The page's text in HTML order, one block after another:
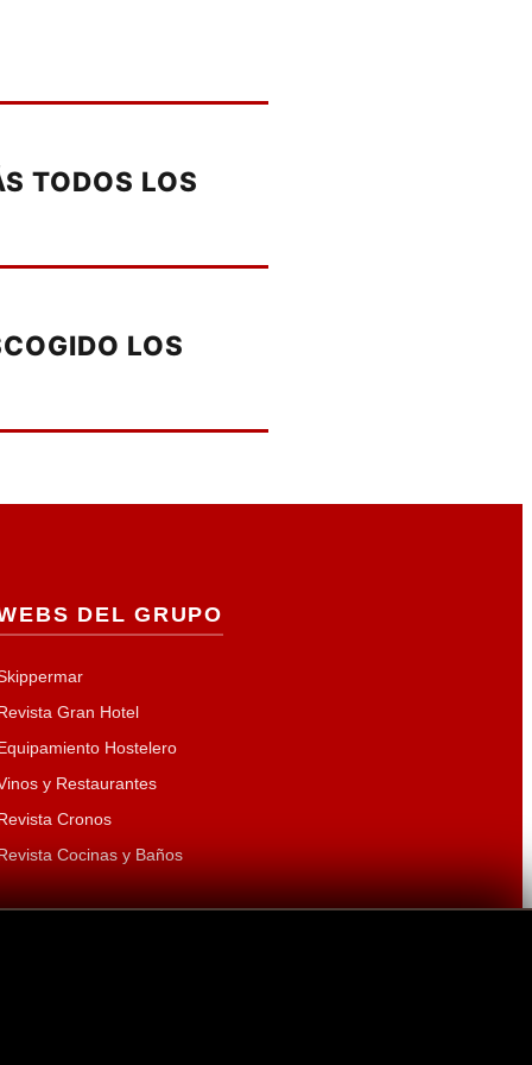
TODOS LOS
LOS
DEL GRUPO
Gran Hotel
Hostelero
y Restaurantes
Cronos
Cocinas y Baños